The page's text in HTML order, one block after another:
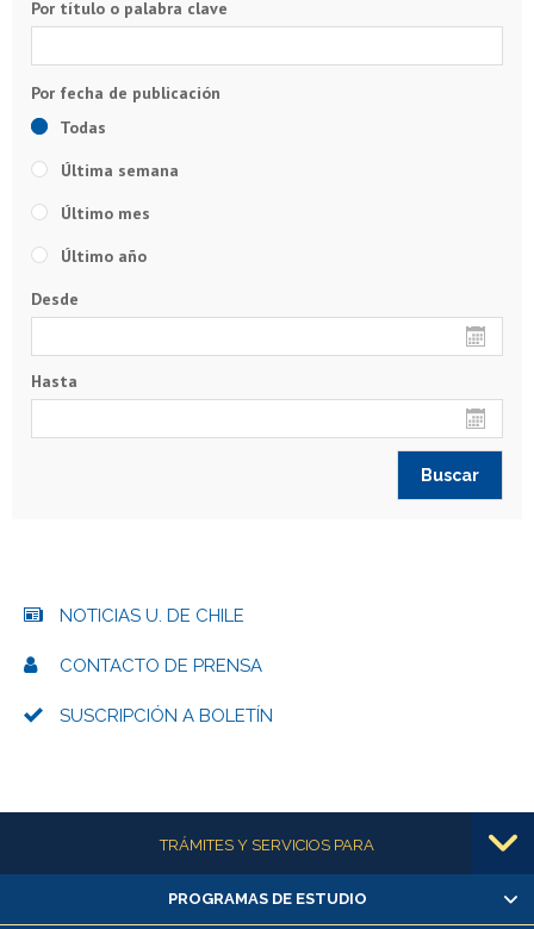
Por título o palabra clave
Todas
Última semana
Último mes
Último año
Desde
Hasta
NOTICIAS U. DE CHILE
CONTACTO DE PRENSA
SUSCRIPCIÓN A BOLETÍN
Más informaciónTRÁMITES Y SERVICIOS PARA
Alumnas/os y exalumnas/os
PROGRAMAS DE ESTUDIO